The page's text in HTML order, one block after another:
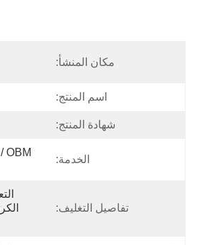
مكان المنشأ:
اسم المنتج:
شهادة المنتج:
الخدمة:
تفاصيل التغليف: